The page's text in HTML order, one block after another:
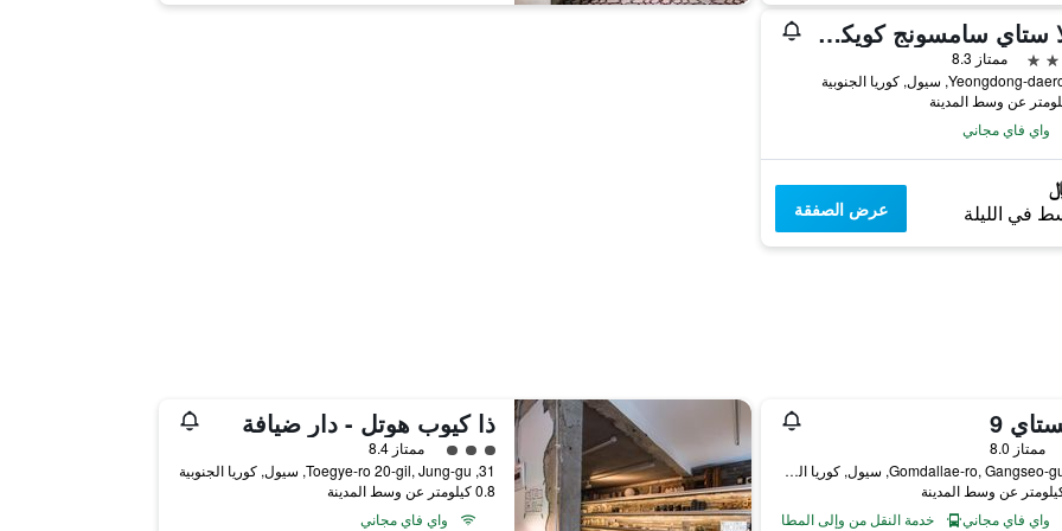
شيلا ستاي سامسونج كويكس سنتر
ممتاز 8.3
واي فاي مجاني
في الليلة عرض الصفقة
9
فئة 2
ممتاز 8.0
247, Gomdallae-ro, Gangseo-gu, سيول, كوريا الجنوبية
واي فاي مجاني
خدمة النقل من وإلى المطار
ذا كيوب هوتل - دار ضيافة
تقييم فئة 3ممتاز 8.4
31, Toegye-ro 20-gil, Jung-gu, سيول, كوريا الجنوبية
0.8 كيلومتر عن وسط المدينة
واي فاي مجاني